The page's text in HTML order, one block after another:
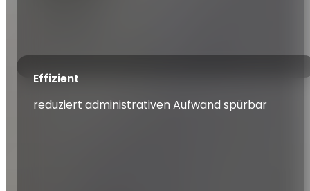
Effizient
reduziert administrativen Aufwand spürbar